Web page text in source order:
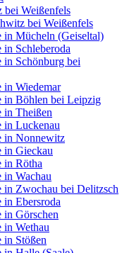
Weißenfels
bei Weißenfels
in Mücheln (Geiseltal)
in Schleberoda
in Schönburg bei
in Wiedemar
in Böhlen bei Leipzig
in Theißen
in Luckenau
in Nonnewitz
in Gieckau
in Rötha
in Wachau
in Zwochau bei Delitzsch
in Ebersroda
in Görschen
in Wethau
in Stößen